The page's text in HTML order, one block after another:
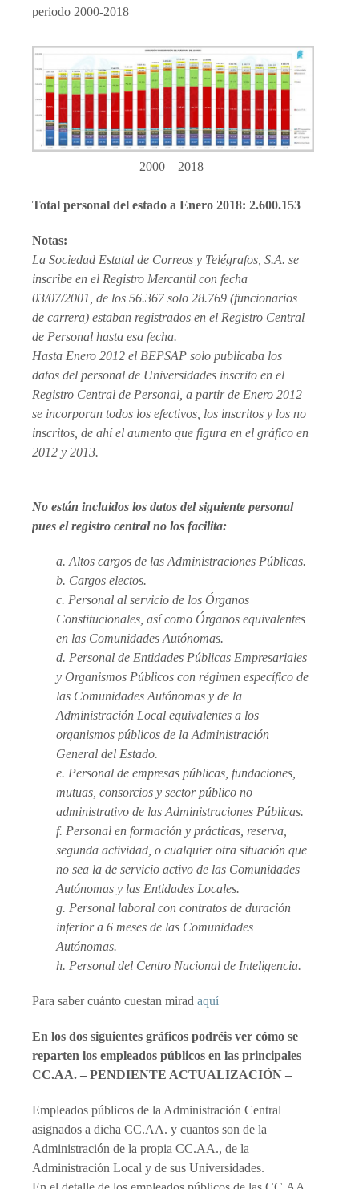
periodo 2000-2018
2000 – 2018
Total personal del estado a Enero 2018: 2.600.153
Notas:
La Sociedad Estatal de Correos y Telégrafos, S.A. se
inscribe en el Registro Mercantil con fecha
03/07/2001, de los 56.367 solo 28.769 (funcionarios
de carrera) estaban registrados en el Registro Central
de Personal hasta esa fecha.
Hasta Enero 2012 el BEPSAP solo publicaba los
datos del personal de Universidades inscrito en el
Registro Central de Personal, a partir de Enero 2012
se incorporan todos los efectivos, los inscritos y los no
inscritos, de ahí el aumento que figura en el gráfico en
2012 y 2013.
No están incluidos los datos del siguiente personal
pues el registro central no los facilita:
a. Altos cargos de las Administraciones Públicas.
b. Cargos electos.
c. Personal al servicio de los Órganos
Constitucionales, así como Órganos equivalentes
en las Comunidades Autónomas.
d. Personal de Entidades Públicas Empresariales
y Organismos Públicos con régimen específico de
las Comunidades Autónomas y de la
Administración Local equivalentes a los
organismos públicos de la Administración
General del Estado.
e. Personal de empresas públicas, fundaciones,
mutuas, consorcios y sector público no
administrativo de las Administraciones Públicas.
f. Personal en formación y prácticas, reserva,
segunda actividad, o cualquier otra situación que
no sea la de servicio activo de las Comunidades
Autónomas y las Entidades Locales.
g. Personal laboral con contratos de duración
inferior a 6 meses de las Comunidades
Autónomas.
h. Personal del Centro Nacional de Inteligencia.
Para saber cuánto cuestan mirad aquí
En los dos siguientes gráficos podréis ver cómo se
reparten los empleados públicos en las principales
CC.AA. – PENDIENTE ACTUALIZACIÓN –
Empleados públicos de la Administración Central
asignados a dicha CC.AA. y cuantos son de la
Administración de la propia CC.AA., de la
Administración Local y de sus Universidades.